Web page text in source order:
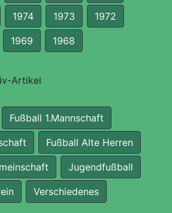
1974 1973 1972
1969 1968
Artikel
Fußball 1.Mannschaft
Fußball Alte Herren
Jugendfußball
Verschiedenes